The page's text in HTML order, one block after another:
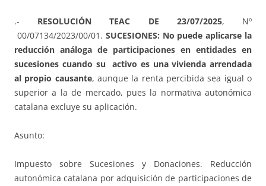
.- RESOLUCIÓN TEAC DE 23/07/2025, Nº
00/07134/2023/00/01. SUCESIONES: No puede aplicarse la
reducción análoga de participaciones en entidades en
sucesiones cuando su activo es una vivienda arrendada
al propio causante, aunque la renta percibida sea igual o
superior a la de mercado, pues la normativa autonómica
catalana excluye su aplicación.
Asunto:
Impuesto sobre Sucesiones y Donaciones. Reducción
autonómica catalana por adquisición de participaciones de